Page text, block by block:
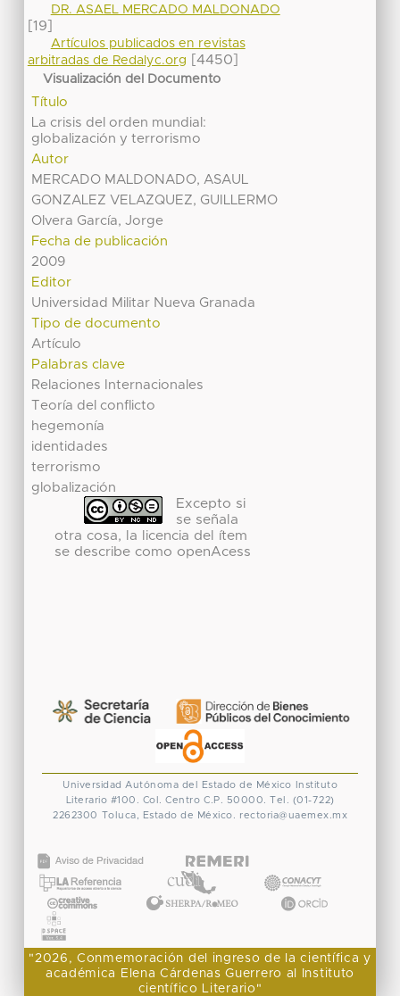
DR. ASAEL MERCADO MALDONADO
[19]
Artículos publicados en revistas
arbitradas de Redalyc.org
[4450]
Visualización del Documento
Título
La crisis del orden mundial:
globalización y terrorismo
Autor
MERCADO MALDONADO, ASAUL
GONZALEZ VELAZQUEZ, GUILLERMO
Olvera García, Jorge
Fecha de publicación
2009
Editor
Universidad Militar Nueva Granada
Tipo de documento
Artículo
Palabras clave
Relaciones Internacionales
Teoría del conflicto
hegemonía
identidades
terrorismo
globalización
Excepto si
se señala
otra cosa, la licencia del ítem
se describe como openAcess
Universidad Autónoma del Estado de México
Instituto
Literario #100. Col. Centro C.P. 50000. Tel. (01-722)
2262300 Toluca, Estado de México. rectoria@uaemex.mx
"2026, Conmemoración del ingreso de la científica y
académica Elena Cárdenas Guerrero al Instituto
científico Literario"